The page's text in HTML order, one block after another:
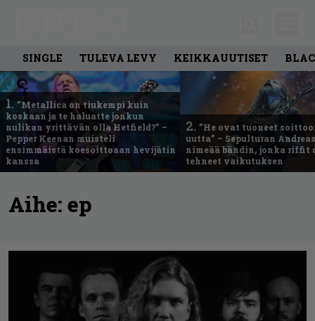
SINGLE TULEVA LEVY KEIKKAUUTISET
1. ”Metallica on tiukempi kuin
koskaan ja te haluatte jonkun
nulikan yrittävän olla Hetfield?” –
Pepper Keenan muisteli
ensimmäistä koesoittoaan hevijätin
kanssa
2. ”He ovat tuoneet
uutta” – Sepulturan
nimeää bändin, jonka riffit
tehneet vaikutuksen
Aihe: ep